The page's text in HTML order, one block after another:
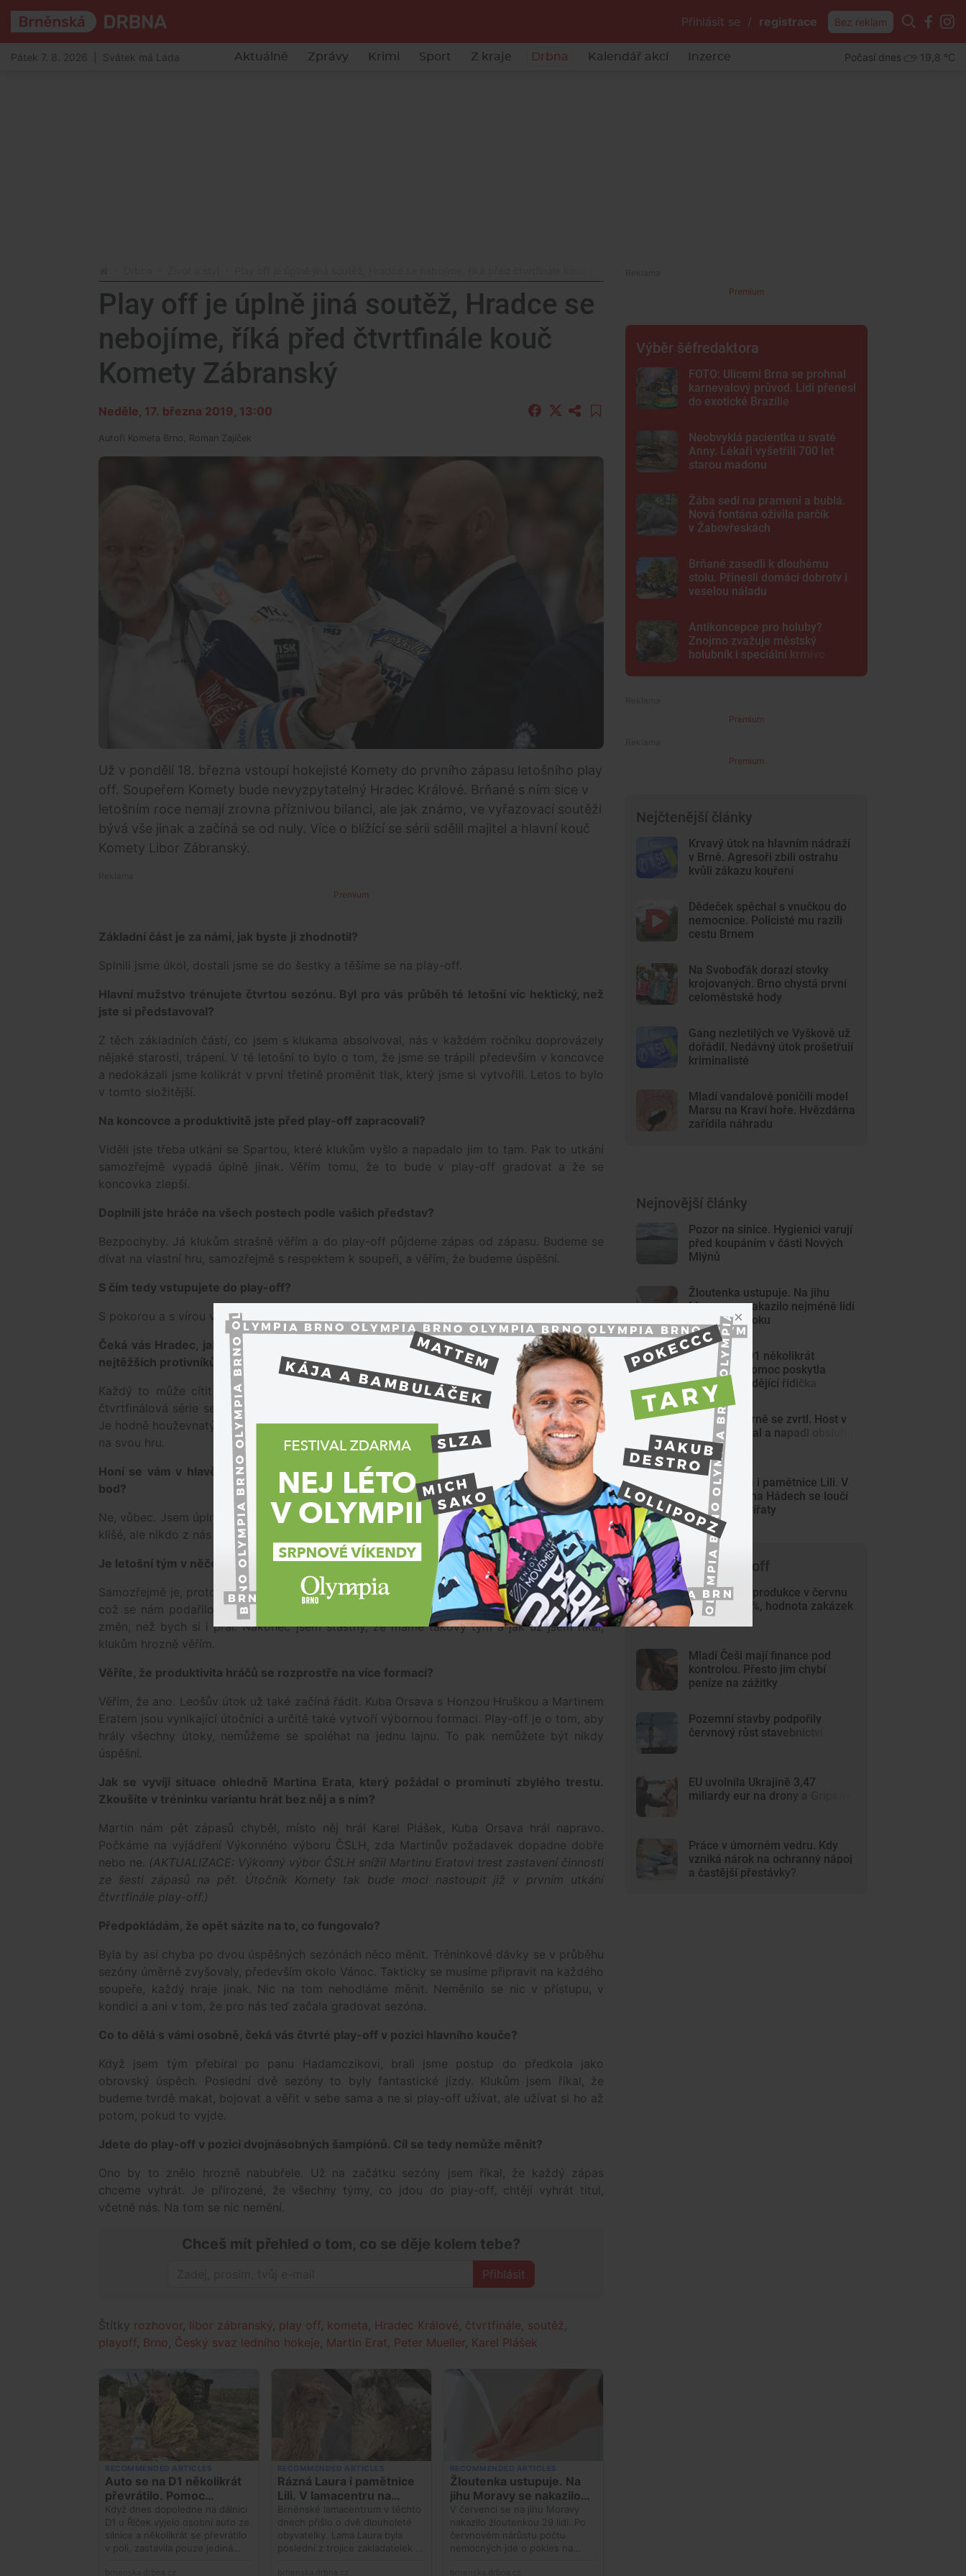
Přihlásit se / registrace Bez reklam
Pátek 7. 8. 2026 | Svátek má Lada Aktuálně Zprávy Krimi Sport Z kraje Drbna Kalendář akcí Inzerce Počasí dnes 19,8 °C
Play off je úplně jiná soutěž, Hradce se
nebojíme, říká před čtvrtfinále kouč
Komety Zábranský
Neděle, 17. března 2019, 13:00
Autoři Kometa Brno, Roman Zajíček
Už v pondělí 18. března vstoupí hokejisté Komety do prvního zápasu letošního play
off. Soupeřem Komety bude nevyzpytatelný Hradec Králové. Brňané s ním sice v
letošním roce nemají zrovna příznivou bilanci, ale jak známo, ve vyřazovací soutěži
bývá vše jinak a začíná se od nuly. Více o blížící se sérii sdělil majitel a hlavní kouč
Komety Libor Zábranský.
Premium
Základní část je za námi, jak byste ji zhodnotil?
Splnili jsme úkol, dostali jsme se do šestky a těšíme se na play-off.
Hlavní mužstvo trénujete čtvrtou sezónu. Byl pro vás průběh té letošní víc hektický, než
jste si představoval?
Z těch základních částí, co jsem s klukama absolvoval, nás v každém ročníku doprovázely
nějaké starosti, trápení. V té letošní to bylo o tom, že jsme se trápili především v koncovce
a nedokázali jsme kolikrát v první třetině proměnit tlak, který jsme si vytvořili. Letos to bylo
v tomto složitější.
Na koncovce a produktivitě jste před play-off zapracovali?
Viděli jste třeba utkání se Spartou, které klukům vyšlo a napadalo jim to tam. Pak to utkání
samozřejmě vypadá úplně jinak. Věřím tomu, že to bude v play-off gradovat a že se
koncovka zlepší.
Doplnili jste hráče na všech postech podle vašich představ?
Bezpochyby. Já klukům strašně věřím a do play-off půjdeme zápas od zápasu. Budeme se
dívat na vlastní hru, samozřejmě s respektem k soupeři, a věřím, že budeme úspěšní.
S čím tedy vstupujete do play-off?
S pokorou a s vírou v sebe sama, v náš tým.
Čeká vás Hradec, jak se díváte na tohoto soupeře? Mnozí hráči ho označili za jednoho z
nejtěžších protivníků...
Každý to může cítit jinak. Když srovnám všechny play-off zápasy, pro mě byla nejtěžší
čtvrtfinálová série se Spartou. Hradec má každopádně výbornou sezónu, změnil herní styl.
Je hodně houževnatý, čeká nás těžký protivník, ale my se chceme soustředit sami na sebe a
na svou hru.
Honí se vám v hlavě, že jste Hradec v letošním ročníku neporazili a získali s ním jeden
bod?
Ne, vůbec. Jsem úplně v klidu, protože play-off je jiná soutěž. Vím, že je to takové obligátní
klišé, ale nikdo z nás se na tuto statistiku nedívá.
Je letošní tým v něčem jiný, než v předchozích dvou sezónách?
Samozřejmě je, protože po druhém titulu nám odešli špičkoví hráči. Museli jsme je nahradit,
což se nám podařilo například Peterem Muellerem. Museli jsme během sezóny udělat více
změn, než bych si i přál. Nakonec jsem šťastný, že máme takový tým a jak už jsem říkal,
klukům hrozně věřím.
Věříte, že produktivita hráčů se rozprostře na více formací?
Věřím, že ano. Leošův útok už také začíná řádit. Kuba Orsava s Honzou Hruškou a Martinem
Eratem jsou vynikající útočníci a určitě také vytvoří výbornou formaci. Play-off je o tom, aby
hrály všechny útoky, nemůžeme se spoléhat na jednu lajnu. To pak nemůžete být nikdy
úspěšní.
Jak se vyvíjí situace ohledně Martina Erata, který požádal o prominutí zbylého trestu.
Zkoušíte v tréninku variantu hrát bez něj a s ním?
Martin nám pět zápasů chyběl, místo něj hrál Karel Plášek, Kuba Orsava hrál napravo.
Počkáme na vyjádření Výkonného výboru ČSLH, zda Martinův požadavek dopadne dobře
nebo ne. (AKTUALIZACE: Výkonný výbor ČSLH snížil Martinu Eratovi trest zastavení činnosti
ze šesti zápasů na pět. Útočník Komety tak bude moci nastoupit již v prvním utkání
čtvrtfinále play-off.)
Předpokládám, že opět sázíte na to, co fungovalo?
Byla by asi chyba po dvou úspěšných sezónách něco měnit. Tréninkové dávky se v průběhu
sezóny úměrně zvyšovaly, především okolo Vánoc. Takticky se musíme připravit na každého
soupeře, každý hraje jinak. Nic na tom nehodláme měnit. Neměnilo se nic v přístupu, v
kondici a ani v tom, že pro nás teď začala gradovat sezóna.
Co to dělá s vámi osobně, čeká vás čtvrté play-off v pozici hlavního kouče?
Když jsem tým přebíral po panu Hadamczikovi, brali jsme postup do předkola jako
obrovský úspěch. Poslední dvě sezóny to byly fantastické jízdy. Klukům jsem říkal, že
budeme tvrdě makat, bojovat a věřit v sebe sama a ne si play-off užívat, ale užívat si ho až
potom, pokud to vyjde.
Jdete do play-off v pozici dvojnásobných šampiónů. Cíl se tedy nemůže měnit?
Ono by to znělo hrozně nabubřele. Už na začátku sezóny jsem říkal, že každý zápas
chceme vyhrát. Je přirozené, že všechny týmy, co jdou do play-off, chtějí vyhrát titul,
včetně nás. Na tom se nic nemění.
Chceš mít přehled o tom, co se děje kolem tebe?
Přihlásit
Štítky rozhovor libor zábranský play off kometa Hradec Králové čtvrtfinále soutěž
playoff Brno Český svaz ledního hokeje Martin Erat Peter Mueller Karel Plášek
Premium
Výběr šéfredaktora
FOTO: Ulicemi Brna se prohnal
karnevalový průvod. Lidi přenesl
do exotické Brazílie
Neobvyklá pacientka u svaté
Anny. Lékaři vyšetřili 700 let
starou madonu
Žába sedí na prameni a bublá.
Nová fontána oživila parčík
v Žabovřeskách
Brňané zasedli k dlouhému
stolu. Přinesli domácí dobroty i
veselou náladu
Antikoncepce pro holuby?
Znojmo zvažuje městský
holubník i speciální krmivo
Premium
Premium
Nejčtenější články
Krvavý útok na hlavním nádraží
v Brně. Agresoři zbili ostrahu
kvůli zákazu kouření
Dědeček spěchal s vnučkou do
nemocnice. Policisté mu razili
cestu Brnem
Na Svoboďák dorazí stovky
krojovaných. Brno chystá první
celoměstské hody
Gang nezletilých ve Vyškově už
dořádil. Nedávný útok prošetřují
kriminalisté
Mladí vandalové poničili model
Marsu na Kraví hoře. Hvězdárna
zařídila náhradu
Nejnovější články
Pozor na sinice. Hygienici varují
před koupáním v části Nových
Mlýnů
Žloutenka ustupuje. Na jihu
Moravy se nakazilo nejméně lidí
od začátku roku
Auto se na D1 několikrát
převrátilo. Pomoc poskytla
jediná projíždějící řidička
Kulečník v Brně se zvrtl. Host v
herně hajloval a napadl obsluhu
Rázná Laura i pamětnice Lili. V
lamacentru na Hádech se loučí
se dvěma zvířaty
O čem píše Trade-off
Průmyslová produkce v červnu
vzrostla o 4 %, hodnota zakázek
stoupla
Mladí Češi mají finance pod
kontrolou. Přesto jim chybí
peníze na zážitky
Pozemní stavby podpořily
červnový růst stavebnictví
EU uvolnila Ukrajině 3,47
miliardy eur na drony a Gripeny
Práce v úmorném vedru. Kdy
vzniká nárok na ochranný nápoj
a častější přestávky?